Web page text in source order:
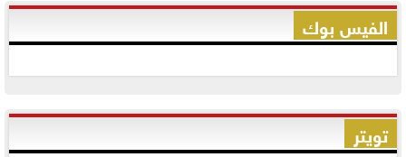
الفيس بوك
تويتر